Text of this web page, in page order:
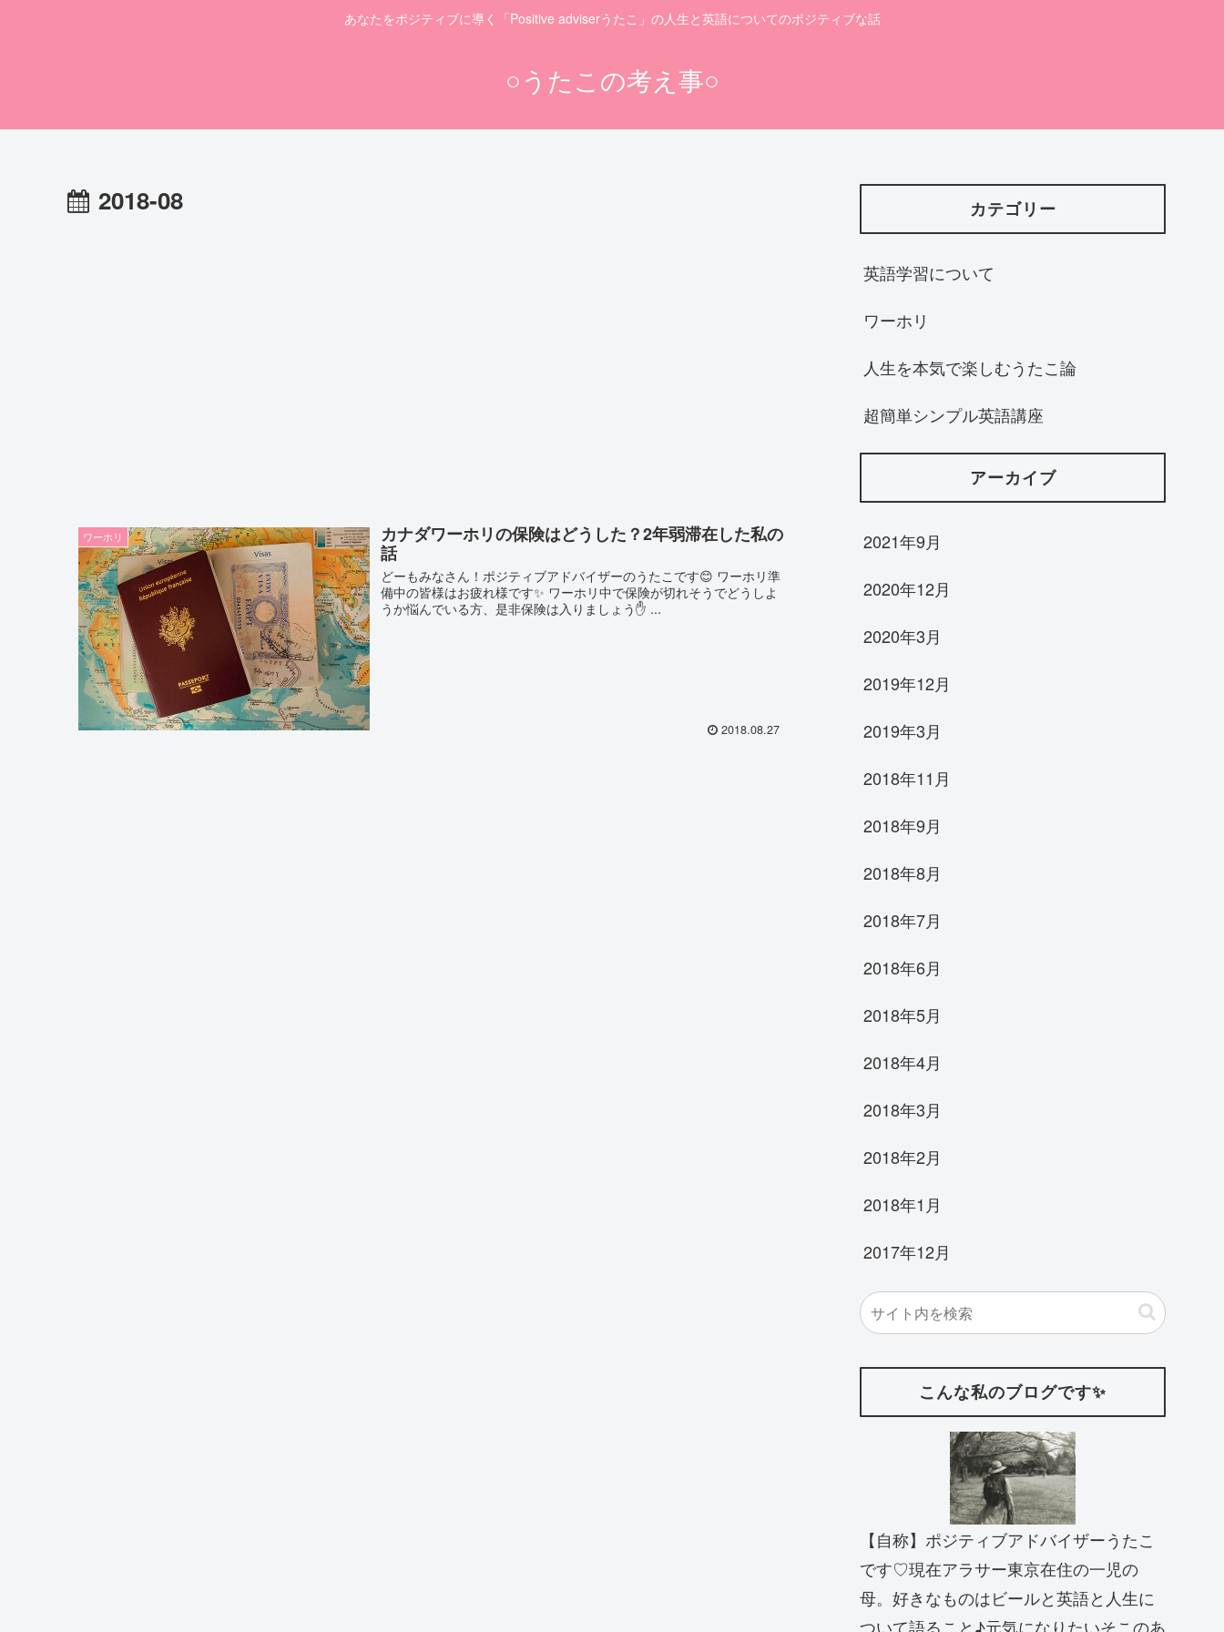
あなたをポジティブに導く「Positive adviserうたこ」の人生と英語についてのポジティブな話
○うたこの考え事○
2018-08
ワーホリ
カナダワーホリの保険はどうした？2年弱滞在した私の
話
どーもみなさん！ポジティブアドバイザーのうたこです😊 ワーホリ準
備中の皆様はお疲れ様です✨ ワーホリ中で保険が切れそうでどうしよ
うか悩んでいる方、是非保険は入りましょう✋ ...
2018.08.27
カテゴリー
英語学習について
ワーホリ
人生を本気で楽しむうたこ論
超簡単シンプル英語講座
アーカイブ
2021年9月
2020年12月
2020年3月
2019年12月
2019年3月
2018年11月
2018年9月
2018年8月
2018年7月
2018年6月
2018年5月
2018年4月
2018年3月
2018年2月
2018年1月
2017年12月
こんな私のブログです✨
【自称】ポジティブアドバイザーうたこ
です♡現在アラサー東京在住の一児の
母。好きなものはビールと英語と人生に
ついて語ること♪元気になりたいそこのあ